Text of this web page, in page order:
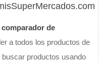
comparador de
a todos los productos de
productos usando